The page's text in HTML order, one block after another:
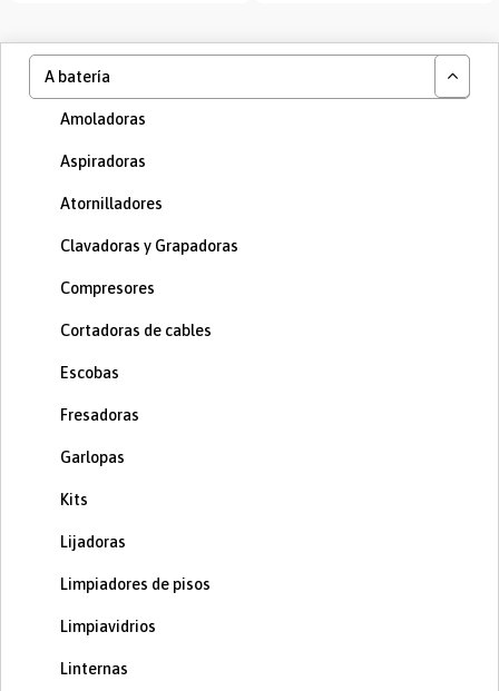
A batería
Amoladoras
Aspiradoras
Atornilladores
Clavadoras y Grapadoras
Compresores
Cortadoras de cables
Escobas
Fresadoras
Garlopas
Kits
Lijadoras
Limpiadores de pisos
Limpiavidrios
Linternas